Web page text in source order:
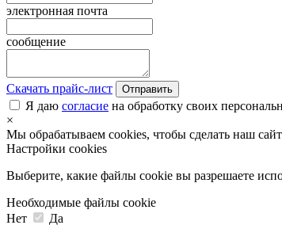
электронная почта
сообщение
Скачать прайс-лист Отправить
Я даю согласие на обработку своих
×
Мы обрабатываем cookies, чтобы сделать наш
Настройки cookies
Выберите, какие файлы cookie вы разрешаете
Необходимые файлы cookie
Нет
Да